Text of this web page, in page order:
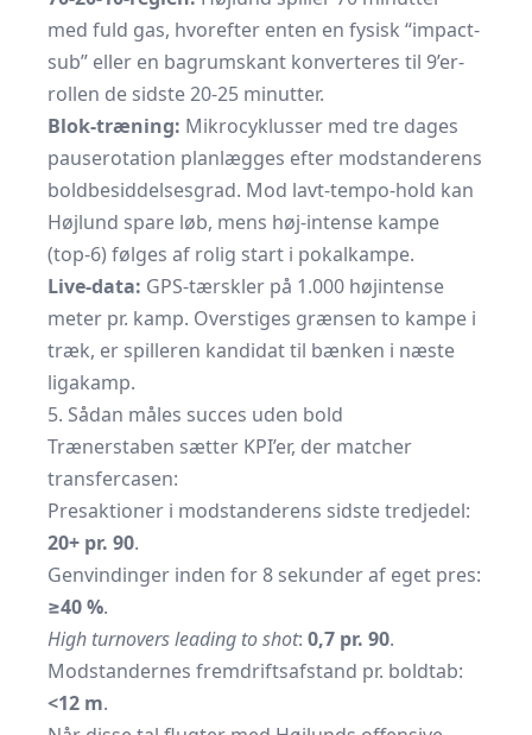
med fuld gas, hvorefter enten en fysisk “impact-
sub” eller en bagrumskant konverteres til 9’er-
rollen de sidste 20-25 minutter.
Blok-træning: Mikrocyklusser med tre dages
pauserotation planlægges efter modstanderens
boldbesiddelsesgrad. Mod lavt-tempo-hold kan
Højlund spare løb, mens høj-intense kampe
(top-6) følges af rolig start i pokalkampe.
Live-data: GPS-tærskler på 1.000 højintense
meter pr. kamp. Overstiges grænsen to kampe i
træk, er spilleren kandidat til bænken i næste
ligakamp.
5. Sådan måles succes uden bold
Trænerstaben sætter KPI’er, der matcher
transfercasen:
Presaktioner i modstanderens sidste tredjedel:
20+ pr. 90.
Genvindinger inden for 8 sekunder af eget pres:
≥40 %.
High turnovers leading to shot: 0,7 pr. 90.
Modstandernes fremdriftsafstand pr. boldtab:
<12 m.